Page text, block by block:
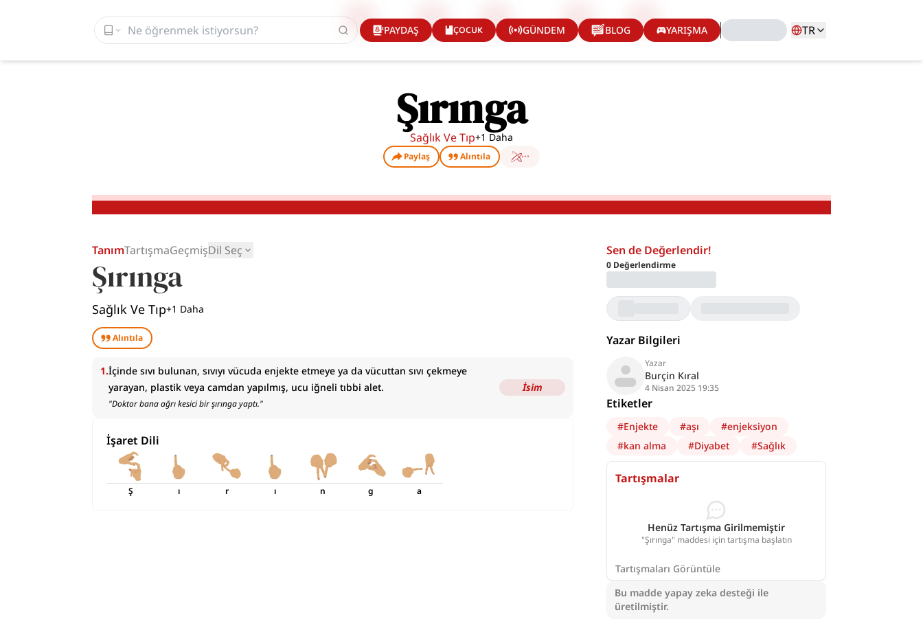
PAYDAŞ ÇOCUK GÜNDEM BLOG YARIŞMA TR
Şırınga
Sağlık Ve Tıp+1 Daha
Paylaş Alıntıla
TanımTartışmaGeçmişDil Seç
Şırınga
Sağlık Ve Tıp+1 Daha
Alıntıla
1.İçinde sıvı bulunan, sıvıyı vücuda enjekte etmeye ya da vücuttan sıvı çekmeye
yarayan, plastik veya camdan yapılmış, ucu iğneli tıbbi alet.
"Doktor bana ağrı kesici bir şırınga yaptı."
İsim
İşaret Dili
Ş ı r ı n g a
Sen de Değerlendir!
0 Değerlendirme
Yazar Bilgileri
Yazar
Burçin Kıral
4 Nisan 2025 19:35
Etiketler
#Enjekte #aşı #enjeksiyon
#kan alma #Diyabet #Sağlık
Tartışmalar
Henüz Tartışma Girilmemiştir
"Şırınga" maddesi için tartışma başlatın
Tartışmaları Görüntüle
Bu madde yapay zeka desteği ile
üretilmiştir.